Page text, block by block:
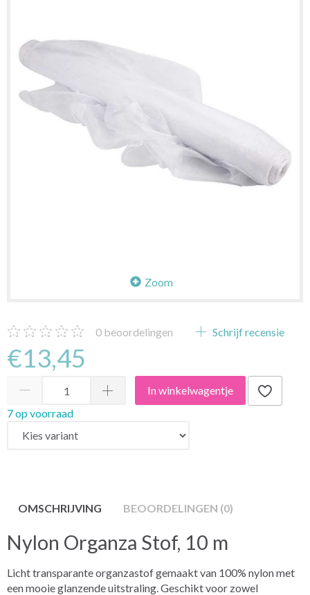
Zoom
0 beoordelingen Schrijf recensie
€13,45
In winkelwagentje
7 op voorraad
OMSCHRIJVING BEOORDELINGEN (0)
Nylon Organza Stof, 10 m
Licht transparante organzastof gemaakt van 100% nylon met
een mooie glanzende uitstraling. Geschikt voor zowel